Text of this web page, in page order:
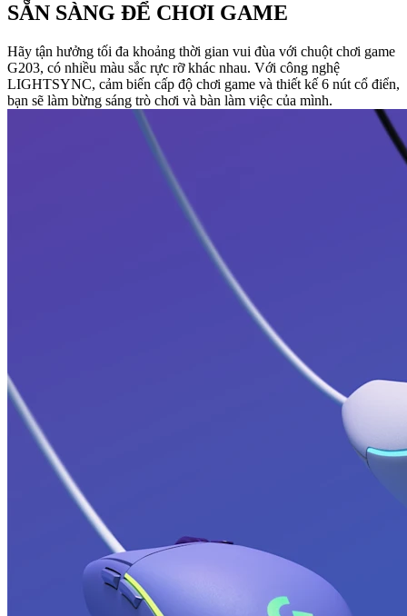
SẴN SÀNG ĐỂ CHƠI GAME
Hãy tận hưởng tối đa khoảng thời gian vui đùa với chuột chơi game
G203, có nhiều màu sắc rực rỡ khác nhau. Với công nghệ
LIGHTSYNC, cảm biến cấp độ chơi game và thiết kế 6 nút cổ điển,
bạn sẽ làm bừng sáng trò chơi và bàn làm việc của mình.